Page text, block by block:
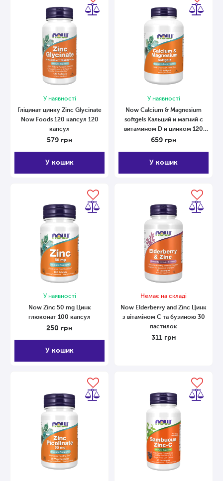
У наявності
Гліцинат цинку Zinc Glycinate
Now Foods 120 капсул 120
капсул
579 грн
У кошик
У наявності
Now Calcium & Magnesium
softgels Кальций и магний с
витамином D и цинком 120
капсул
659 грн
У кошик
У наявності
Now Zinc 50 mg Цинк
глюконат 100 капсул
250 грн
У кошик
Немає на складі
Now Elderberry and Zinc Цинк
з вітаміном С та бузиною 30
пастилок
311 грн